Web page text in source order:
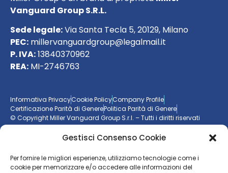
Gestisci Consenso Cookie
Per fornire le migliori esperienze, utilizziamo tecnologie come i
cookie per memorizzare e/o accedere alle informazioni del
Vanguard Group S.R.L.
Sede legale:Via Santa Tecla 5, 20129, Milano
PEC: millervanguardgroup@legalmail.it
P. IVA:13840370962
REA: MI-2746763
Informativa PrivacyCookie PolicyCompany Profile
Certificazione Parità di GenerePolitica Parità di Genere
© Copyright Miller Vanguard Group S.r.l. – Tutti i diritti riservati
Vuoi essere aggiornato sul mondo delle imprese?
Resta sempre un passo avanti con la nostranewsletter